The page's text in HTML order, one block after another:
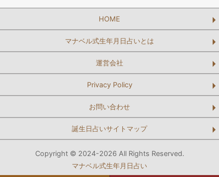
HOME
マナベル式生年月日占いとは
運営会社
Privacy Policy
お問い合わせ
誕生日占いサイトマップ
Copyright © 2024-2026 All Rights Reserved.
マナベル式生年月日占い